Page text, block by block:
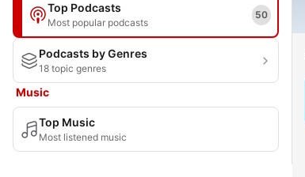
Top Podcasts
Most popular podcasts
50
Podcasts by Genres
18 topic genres
Music
Top Music
Most listened music